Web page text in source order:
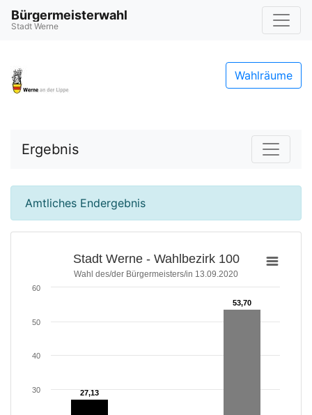
Bürgermeisterwahl
Stadt Werne
Wahlräume
Ergebnis
Amtliches Endergebnis
Stadt Werne - Wahlbezirk 100
Wahl des/der Bürgermeisters/in 13.09.2020
27,13
27,13
53,70
53,70
30
40
50
60